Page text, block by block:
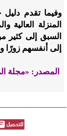
وفيما تقدم
المنزلة العالية
السبق إلى كثير
إلى أنفسهم زورًا
المصدر: «مجلة الرسالة»،